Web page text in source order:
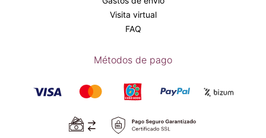
Visita virtual
FAQ
Métodos de pago